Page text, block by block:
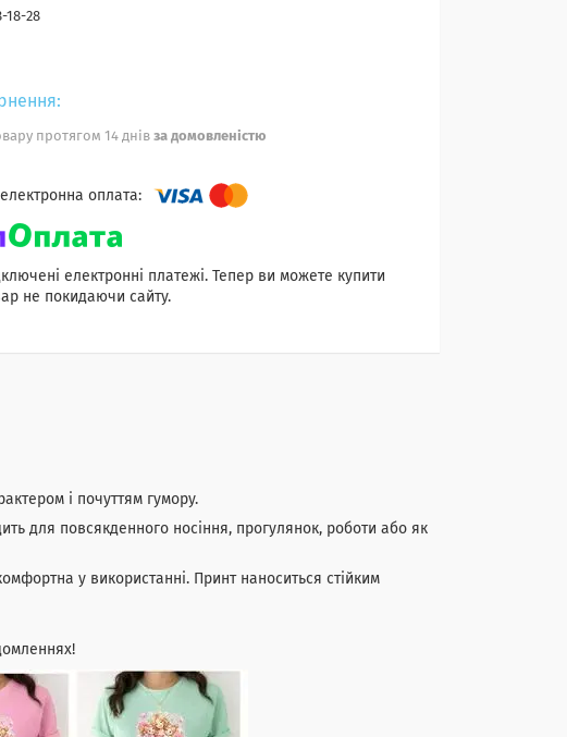
18-28
протягом 14 днів за домовленістю
електронні платежі. Тепер ви можете купити
не покидаючи сайту.
і почуттям гумору.
для повсякденного носіння, прогулянок, роботи або як
у використанні. Принт наноситься стійким